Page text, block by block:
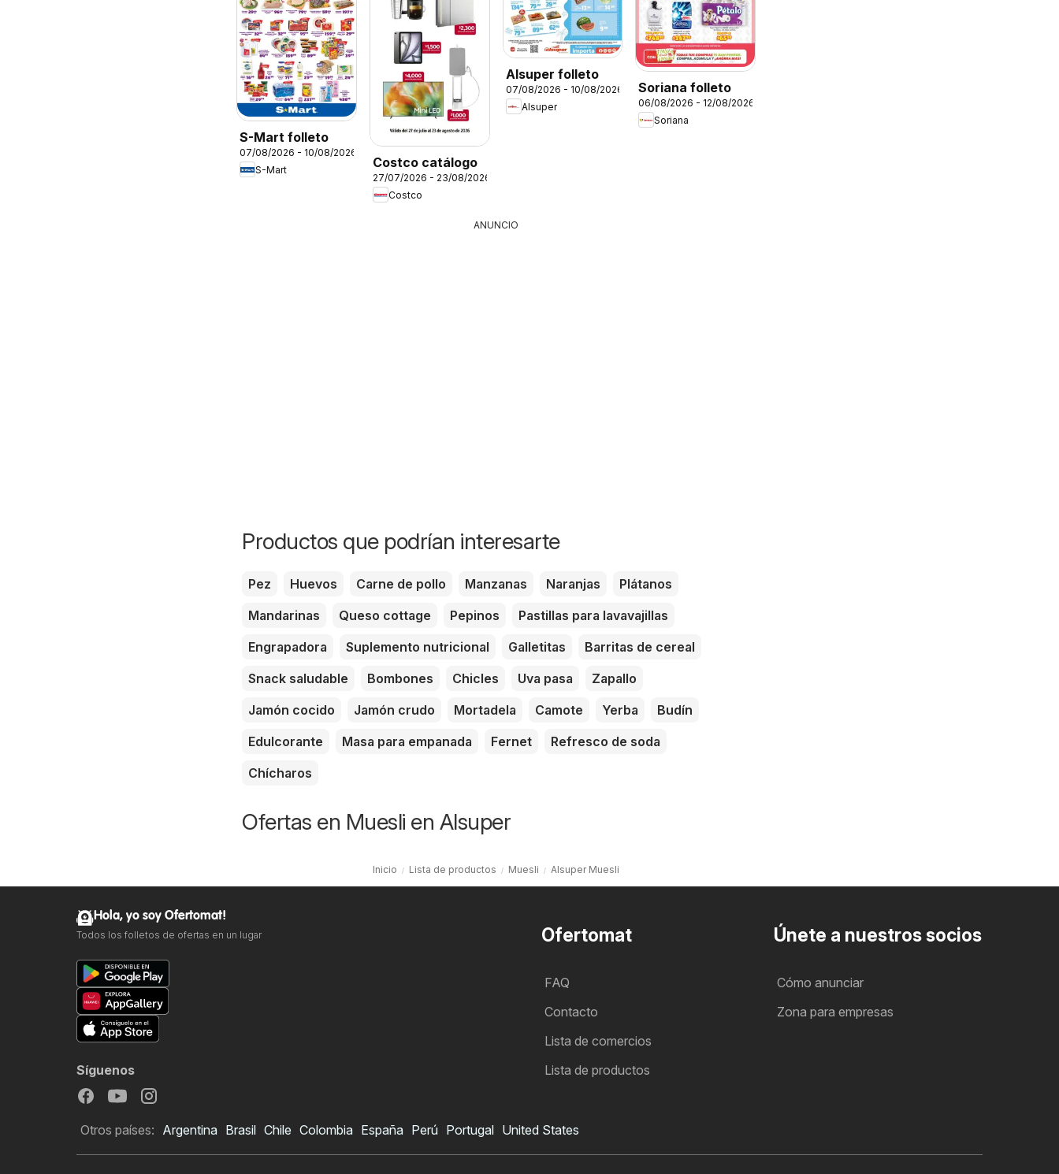
S-Mart folleto
07/08/2026 - 10/08/2026
S-Mart
Costco catálogo
27/07/2026 - 23/08/2026
Costco
Alsuper folleto
07/08/2026 - 10/08/2026
Alsuper
Soriana folleto
06/08/2026 - 12/08/2026
Soriana
ANUNCIO
Productos que podrían interesarte
Pez Huevos Carne de pollo Manzanas Naranjas
Plátanos
Mandarinas
Queso cottage Pepinos
Pastillas para lavavajillas
Engrapadora
Suplemento nutricional Galletitas
Barritas de cereal
Snack saludable
Bombones Chicles Uva pasa
Zapallo
Jamón cocido
Jamón crudo Mortadela Camote Yerba
Budín
Edulcorante
Masa para empanada Fernet
Refresco de soda
Chícharos
Ofertas en Muesli en Alsuper
Inicio Lista de productos Muesli Alsuper Muesli
Ofertomat
FAQ
Contacto
Lista de comercios
Lista de productos
Únete a nuestros socios
Cómo anunciar
Zona para empresas
Hola, yo soy Ofertomat!
Todos los folletos de ofertas en un lugar
Síguenos
Otros países: Argentina Brasil Chile Colombia España Perú Portugal United States